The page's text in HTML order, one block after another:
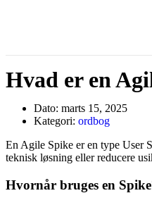
Hvad er en
Dato: marts 15, 2025
Kategori: ordbog
En Agile Spike er en type User
teknisk løsning eller reducere
Hvornår bruges en